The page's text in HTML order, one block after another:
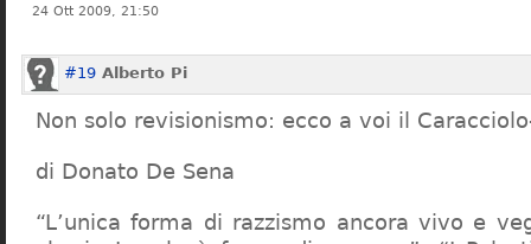
24 Ott 2009, 21:50
#19 Alberto Pi
Non solo revisionismo: ecco a voi il
di Donato De Sena
“L’unica forma di razzismo ancora vivo e